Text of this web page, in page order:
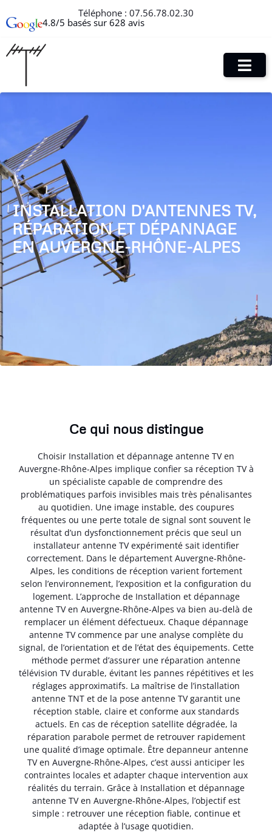
Téléphone : 07.56.78.02.30
4.8/5 basés sur 628 avis
INSTALLATION D'ANTENNES TV,
RÉPARATION ET DÉPANNAGE
EN AUVERGNE-RHÔNE-ALPES
Ce qui nous distingue
Choisir Installation et dépannage antenne TV en
Auvergne-Rhône-Alpes implique confier sa réception TV à
un spécialiste capable de comprendre des
problématiques parfois invisibles mais très pénalisantes
au quotidien. Une image instable, des coupures
fréquentes ou une perte totale de signal sont souvent le
résultat d’un dysfonctionnement précis que seul un
installateur antenne TV expérimenté sait identifier
correctement. Dans le département Auvergne-Rhône-
Alpes, les conditions de réception varient fortement
selon l’environnement, l’exposition et la configuration du
logement. L’approche de Installation et dépannage
antenne TV en Auvergne-Rhône-Alpes va bien au-delà de
remplacer un élément défectueux. Chaque dépannage
antenne TV commence par une analyse complète du
signal, de l’orientation et de l’état des équipements. Cette
méthode permet d’assurer une réparation antenne
télévision TV durable, évitant les pannes répétitives et les
réglages approximatifs. La maîtrise de l’installation
antenne TNT et de la pose antenne TV garantit une
réception stable, claire et conforme aux standards
actuels. En cas de réception satellite dégradée, la
réparation parabole permet de retrouver rapidement
une qualité d’image optimale. Être depanneur antenne
TV en Auvergne-Rhône-Alpes, c’est aussi anticiper les
contraintes locales et adapter chaque intervention aux
réalités du terrain. Grâce à Installation et dépannage
antenne TV en Auvergne-Rhône-Alpes, l’objectif est
simple : retrouver une réception fiable, continue et
adaptée à l’usage quotidien.